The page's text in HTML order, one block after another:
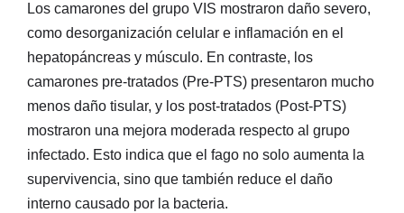
Los camarones del grupo VIS mostraron daño severo,
como desorganización celular e inflamación en el
hepatopáncreas y músculo. En contraste, los
camarones pre-tratados (Pre-PTS) presentaron mucho
menos daño tisular, y los post-tratados (Post-PTS)
mostraron una mejora moderada respecto al grupo
infectado. Esto indica que el fago no solo aumenta la
supervivencia, sino que también reduce el daño
interno causado por la bacteria.